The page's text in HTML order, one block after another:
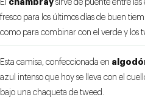
El chambray sirve de puente entre
fresco para los últimos días de buen
como para combinar con el verde y los
Esta camisa, confeccionada en
azul intenso que hoy se lleva con el
bajo una chaqueta de tweed.